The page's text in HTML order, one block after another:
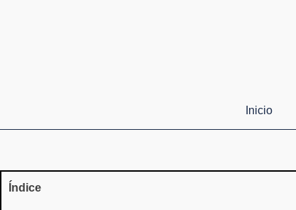
Inicio
Índice